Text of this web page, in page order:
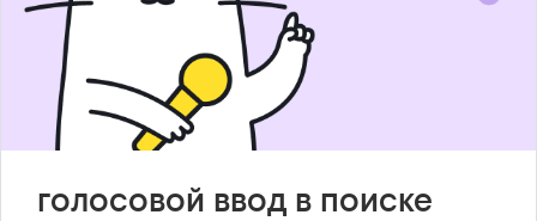
голосовой ввод в поиске